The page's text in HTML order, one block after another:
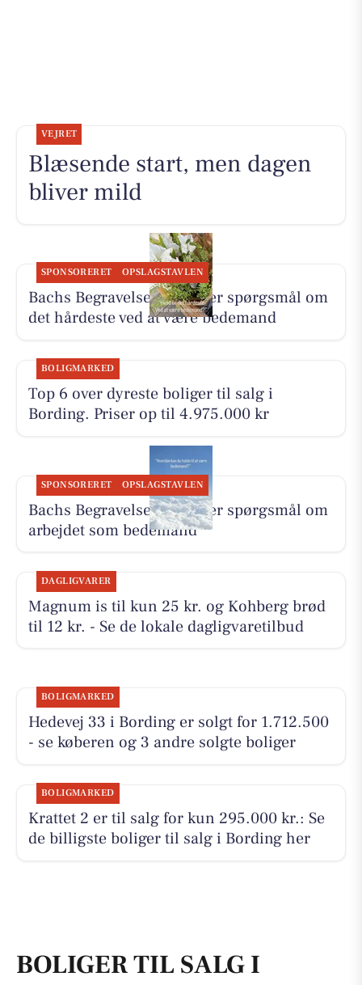
VEJRET
Blæsende start, men dagen
bliver mild
SPONSORERET OPSLAGSTAVLEN
Bachs Begravelser besvarer spørgsmål om
det hårdeste ved at være bedemand
BOLIGMARKED
Top 6 over dyreste boliger til salg i
Bording. Priser op til 4.975.000 kr
SPONSORERET OPSLAGSTAVLEN
Bachs Begravelser besvarer spørgsmål om
arbejdet som bedemand
DAGLIGVARER
Magnum is til kun 25 kr. og Kohberg brød
til 12 kr. - Se de lokale dagligvaretilbud
BOLIGMARKED
Hedevej 33 i Bording er solgt for 1.712.500
- se køberen og 3 andre solgte boliger
BOLIGMARKED
Krattet 2 er til salg for kun 295.000 kr.: Se
de billigste boliger til salg i Bording her
BOLIGER TIL SALG I